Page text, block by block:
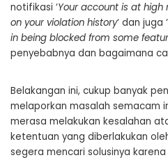
notifikasi ‘Your account is at
on your violation history‘ dan juga ‘
in being blocked from some
penyebabnya dan bagaimana
Belakangan ini, cukup banyak
melaporkan masalah semacam
merasa melakukan kesalahan
ketentuan yang diberlakukan
segera mencari solusinya